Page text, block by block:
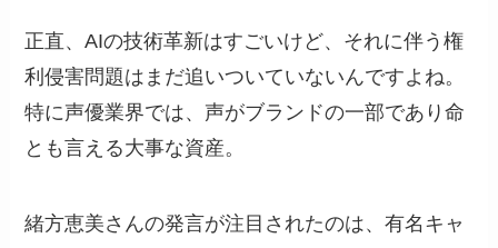
正直、AIの技術革新はすごいけど、それに伴う権
利侵害問題はまだ追いついていないんですよね。
特に声優業界では、声がブランドの一部であり命
とも言える大事な資産。
緒方恵美さんの発言が注目されたのは、有名キャ